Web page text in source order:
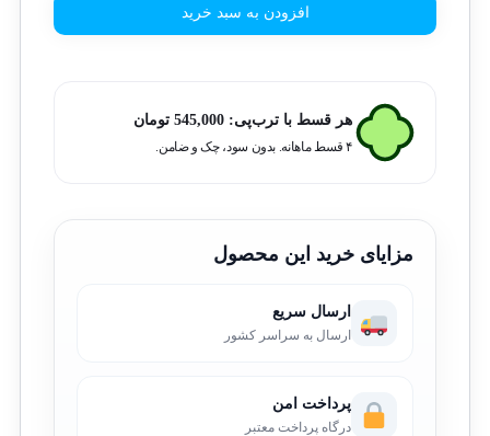
افزودن به سبد خرید
هر قسط با ترب‌پی: 545,000 تومان
۴ قسط ماهانه. بدون سود، چک و ضامن.
مزایای خرید این محصول
ارسال سریع
ارسال به سراسر کشور
پرداخت امن
درگاه پرداخت معتبر